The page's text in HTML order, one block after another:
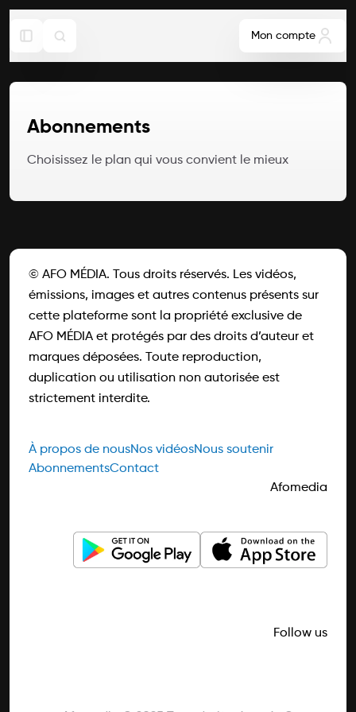
Mon compte
Abonnements
Choisissez le plan qui vous convient le mieux
© AFO MÉDIA. Tous droits réservés. Les vidéos,
émissions, images et autres contenus présents sur
cette plateforme sont la propriété exclusive de
AFO MÉDIA et protégés par des droits d’auteur et
marques déposées. Toute reproduction,
duplication ou utilisation non autorisée est
strictement interdite.
À propos de nousNos vidéosNous soutenir
AbonnementsContact
Afomedia
Follow us